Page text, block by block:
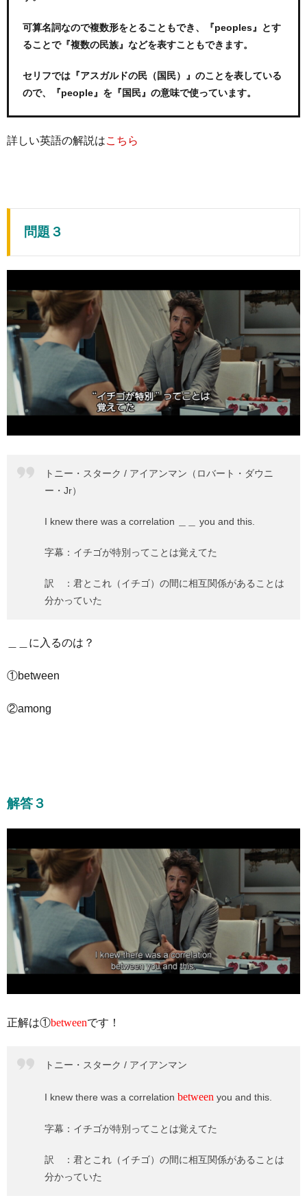
可算名詞なので複数形をとることもでき、『peoples』とす
ることで『複数の民族』などを表すこともできます。
セリフでは『アスガルドの民（国民）』のことを表している
ので、『people』を『国民』の意味で使っています。
詳しい英語の解説はこちら
問題３
トニー・スターク / アイアンマン（ロバート・ダウニ
ー・Jr）
I knew there was a correlation ＿＿ you and this.
字幕：イチゴが特別ってことは覚えてた
訳 ：君とこれ（イチゴ）の間に相互関係があることは
分かっていた
＿＿に入るのは？
①between
②among
解答３
正解は①betweenです！
トニー・スターク / アイアンマン
I knew there was a correlation between you and this.
字幕：イチゴが特別ってことは覚えてた
訳 ：君とこれ（イチゴ）の間に相互関係があることは
分かっていた